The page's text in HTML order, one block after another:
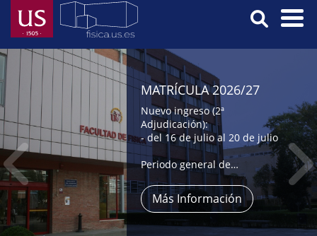
Pasar
contenido
principal
Menú
Principal
MATRÍCULA 2026/27
Nuevo ingreso (2ª
Adjudicación):
- del 16 de julio al 20 de julio
Periodo general de
automatrícula:
- del 9 al 31 de julio,
- y del 1 al 4 de septiembre
Más Información